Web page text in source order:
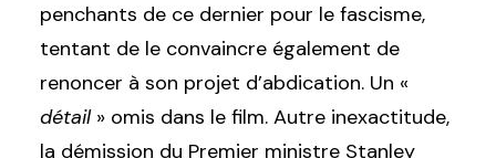
penchants de ce dernier pour le fascisme,
tentant de le convaincre également de
renoncer à son projet d’abdication. Un «
détail» omis dans le film. Autre inexactitude,
la démission du Premier ministre Stanley